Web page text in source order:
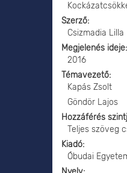
Szerző
Csizmadia Lilla
Megjelenés ideje
2016
Témavezető
Kapás Zsolt
Göndör Lajos
Hozzáférés
Teljes szöveg
Kiadó
Óbudai